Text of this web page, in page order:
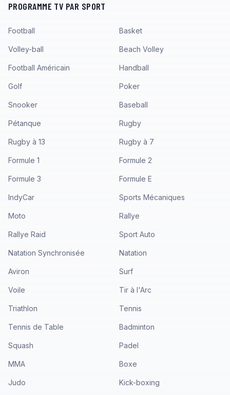
PROGRAMME TV PAR SPORT
Football Basket
Volley-ball Beach Volley
Football Américain Handball
Golf Poker
Snooker Baseball
Pétanque Rugby
Rugby à 13 Rugby à 7
Formule 1 Formule 2
Formule 3 Formule E
IndyCar Sports Mécaniques
Moto Rallye
Rallye Raid Sport Auto
Natation Synchronisée Natation
Aviron Surf
Voile Tir à l'Arc
Triathlon Tennis
Tennis de Table Badminton
Squash Padel
MMA Boxe
Judo Kick-boxing